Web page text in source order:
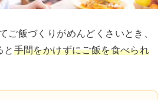
ご飯づくりがめんどくさいとき、
と 手間をかけずにご飯を食べられ